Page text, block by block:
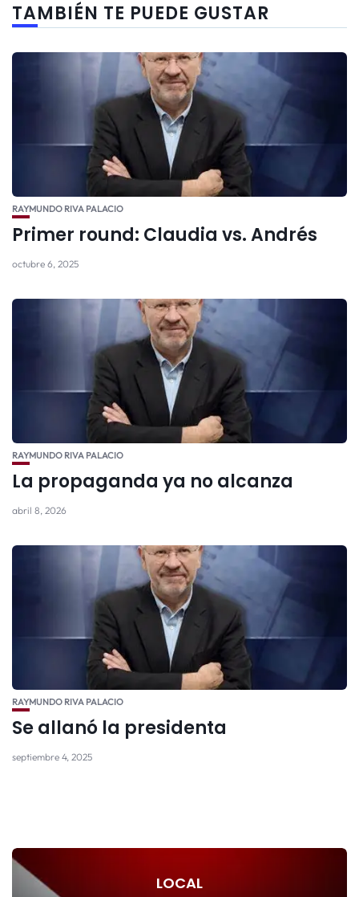
TAMBIÉN TE PUEDE GUSTAR
RAYMUNDO RIVA PALACIO
Primer round: Claudia vs. Andrés
octubre 6, 2025
RAYMUNDO RIVA PALACIO
La propaganda ya no alcanza
abril 8, 2026
RAYMUNDO RIVA PALACIO
Se allanó la presidenta
septiembre 4, 2025
LOCAL